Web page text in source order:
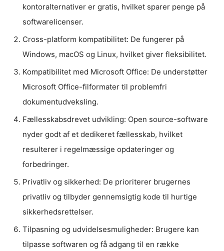
kontoralternativer er gratis, hvilket sparer penge på
softwarelicenser.
Cross-platform kompatibilitet: De fungerer på
Windows, macOS og Linux, hvilket giver fleksibilitet.
Kompatibilitet med Microsoft Office: De understøtter
Microsoft Office-filformater til problemfri
dokumentudveksling.
Fællesskabsdrevet udvikling: Open source-software
nyder godt af et dedikeret fællesskab, hvilket
resulterer i regelmæssige opdateringer og
forbedringer.
Privatliv og sikkerhed: De prioriterer brugernes
privatliv og tilbyder gennemsigtig kode til hurtige
sikkerhedsrettelser.
Tilpasning og udvidelsesmuligheder: Brugere kan
tilpasse softwaren og få adgang til en række